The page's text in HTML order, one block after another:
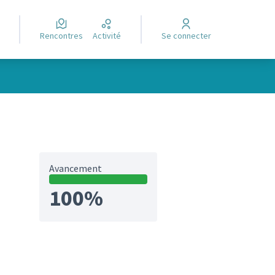
Rencontres Activité Se connecter
de la catégorie : Réalisé
Avancement
100%